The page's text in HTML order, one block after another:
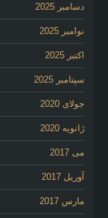
دسامبر 2025
نوامبر 2025
اکتبر 2025
سپتامبر 2025
جولای 2020
ژانویه 2020
می 2017
آوریل 2017
مارس 2017